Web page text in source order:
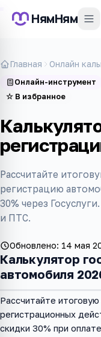
НямНям
Главная Онлайн
Онлайн-инструмент
☆ В избранное
Рассчитайте
регистрацию
30% через
и ПТС.
Обновлено: 14 мая
Калькулятор
автомобиля
Рассчитайте
регистрационных
скидки 30% при